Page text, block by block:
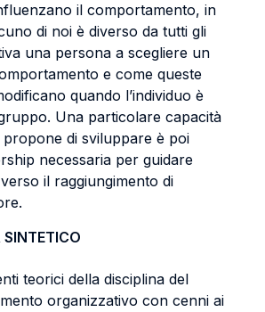
il comportamento, in
di noi è diverso da tutti gli
una persona a scegliere un
e come queste
quando l’individuo è
Una particolare capacità
di sviluppare è poi
necessaria per guidare
il raggiungimento di
SINTETICO
teorici della disciplina del
organizzativo con cenni ai